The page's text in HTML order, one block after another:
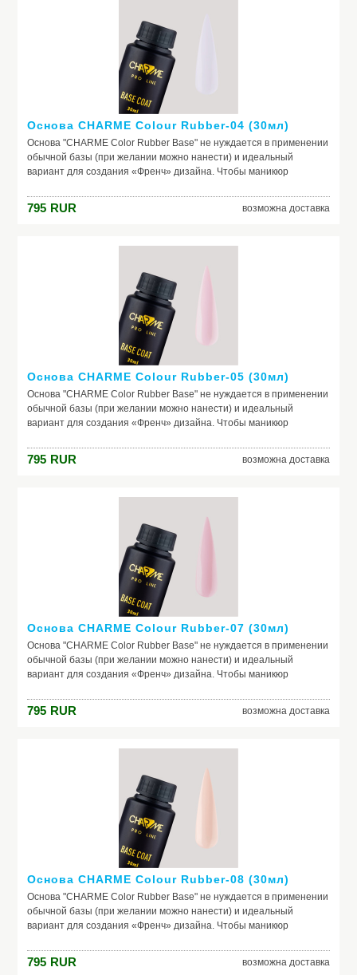
красите ногти самостоятельно, основа – ваш самый главный
Основа CHARME Colour Rubber-04 (30мл)
Основа "CHARME Color Rubber Base" не нуждается в применении
обычной базы (при желании можно нанести) и идеальный
вариант для создания «Френч» дизайна. Чтобы маникюр
лака и ногтевой пластины. Базовое покрытие выравнивает
природный тон, маскирует неровности ногтя и его естественное
красящих веществ, поможет добиться по-настоящему добротного
красите ногти самостоятельно, основа – ваш самый главный
795 RUR возможна доставка
Основа CHARME Colour Rubber-05 (30мл)
Основа "CHARME Color Rubber Base" не нуждается в применении
обычной базы (при желании можно нанести) и идеальный
вариант для создания «Френч» дизайна. Чтобы маникюр
лака и ногтевой пластины. Базовое покрытие выравнивает
природный тон, маскирует неровности ногтя и его естественное
красящих веществ, поможет добиться по-настоящему добротного
красите ногти самостоятельно, основа – ваш самый главный
795 RUR возможна доставка
Основа CHARME Colour Rubber-07 (30мл)
Основа "CHARME Color Rubber Base" не нуждается в применении
обычной базы (при желании можно нанести) и идеальный
вариант для создания «Френч» дизайна. Чтобы маникюр
лака и ногтевой пластины. Базовое покрытие выравнивает
природный тон, маскирует неровности ногтя и его естественное
красящих веществ, поможет добиться по-настоящему добротного
красите ногти самостоятельно, основа – ваш самый главный
795 RUR возможна доставка
Основа CHARME Colour Rubber-08 (30мл)
Основа "CHARME Color Rubber Base" не нуждается в применении
обычной базы (при желании можно нанести) и идеальный
вариант для создания «Френч» дизайна. Чтобы маникюр
лака и ногтевой пластины. Базовое покрытие выравнивает
природный тон, маскирует неровности ногтя и его естественное
795 RUR возможна доставка